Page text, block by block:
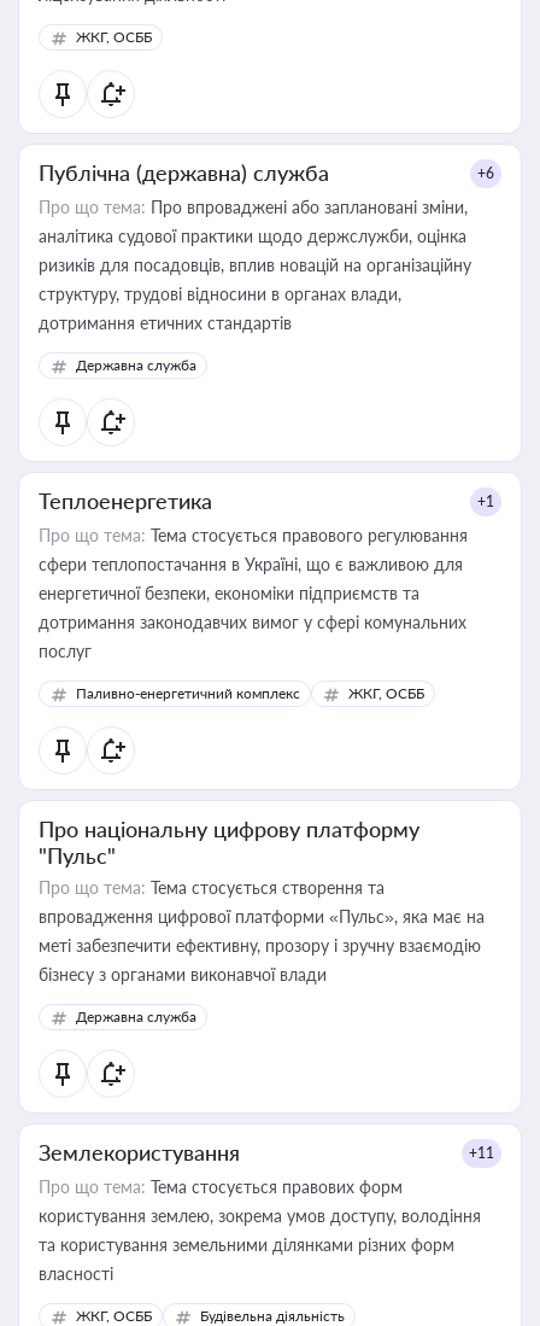
ЖКГ, ОСББ
Публічна (державна) служба +6
Про що тема: Про впроваджені або заплановані зміни,
аналітика судової практики щодо держслужби, оцінка
ризиків для посадовців, вплив новацій на організаційну
структуру, трудові відносини в органах влади,
дотримання етичних стандартів
Державна служба
Теплоенергетика +1
Про що тема: Тема стосується правового регулювання
сфери теплопостачання в Україні, що є важливою для
енергетичної безпеки, економіки підприємств та
дотримання законодавчих вимог у сфері комунальних
послуг
Паливно-енергетичний комплекс ЖКГ, ОСББ
Про національну цифрову платформу
"Пульс"
Про що тема: Тема стосується створення та
впровадження цифрової платформи «Пульс», яка має на
меті забезпечити ефективну, прозору і зручну взаємодію
бізнесу з органами виконавчої влади
Державна служба
Землекористування +11
Про що тема: Тема стосується правових форм
користування землею, зокрема умов доступу, володіння
та користування земельними ділянками різних форм
власності
ЖКГ, ОСББ
Будівельна діяльність